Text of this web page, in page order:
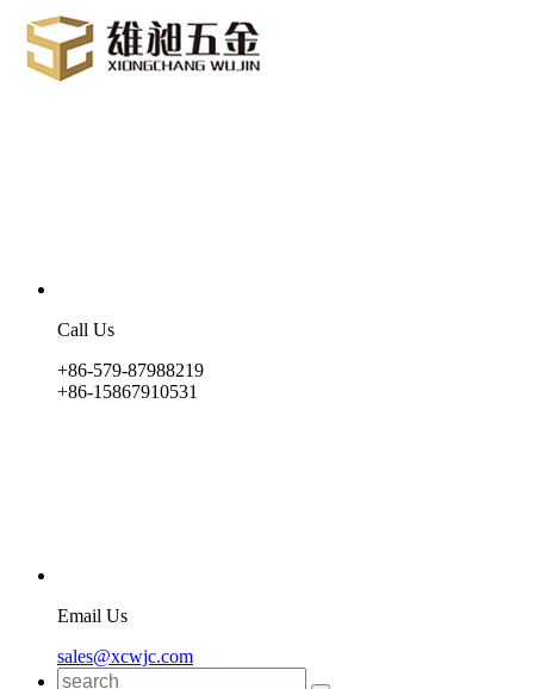
Call Us
+86-579-87988219
+86-15867910531
Email Us
sales@xcwjc.com